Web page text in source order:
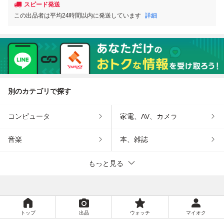
スピード発送
この出品者は平均24時間以内に発送しています 詳細
別のカテゴリで探す
コンピュータ 家電、AV、カメラ
音楽 本、雑誌
もっと見る
トップ 出品 ウォッチ マイオク